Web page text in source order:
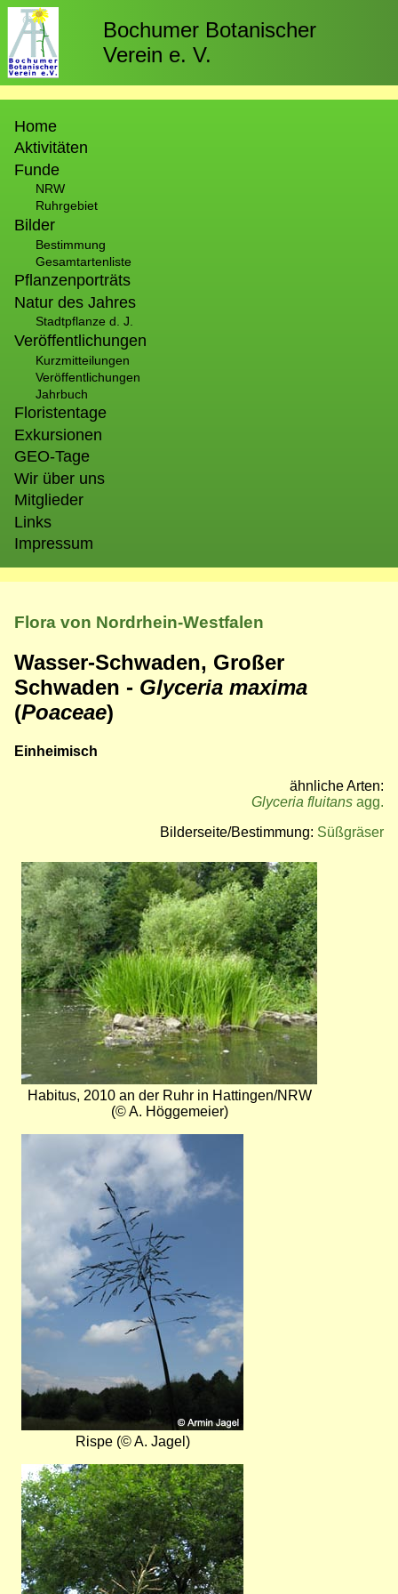
Direkt
zum
Inhalt
Bochumer Botanischer
Verein e. V.
Home
Aktivitäten
Funde
NRW
Ruhrgebiet
Bilder
Bestimmung
Gesamtartenliste
Pflanzenporträts
Natur des Jahres
Stadtpflanze d. J.
Veröffentlichungen
Kurzmitteilungen
Veröffentlichungen
Jahrbuch
Floristentage
Exkursionen
GEO-Tage
Wir über uns
Mitglieder
Links
Impressum
Flora von Nordrhein-Westfalen
Wasser-Schwaden, Großer
Schwaden - Glyceria maxima
(Poaceae)
Einheimisch
ähnliche Arten:
Glyceria fluitans agg.
Bilderseite/Bestimmung: Süßgräser
Bild
Habitus, 2010 an der Ruhr in Hattingen/NRW
(© A. Höggemeier)
Rispe (© A. Jagel)
Bild